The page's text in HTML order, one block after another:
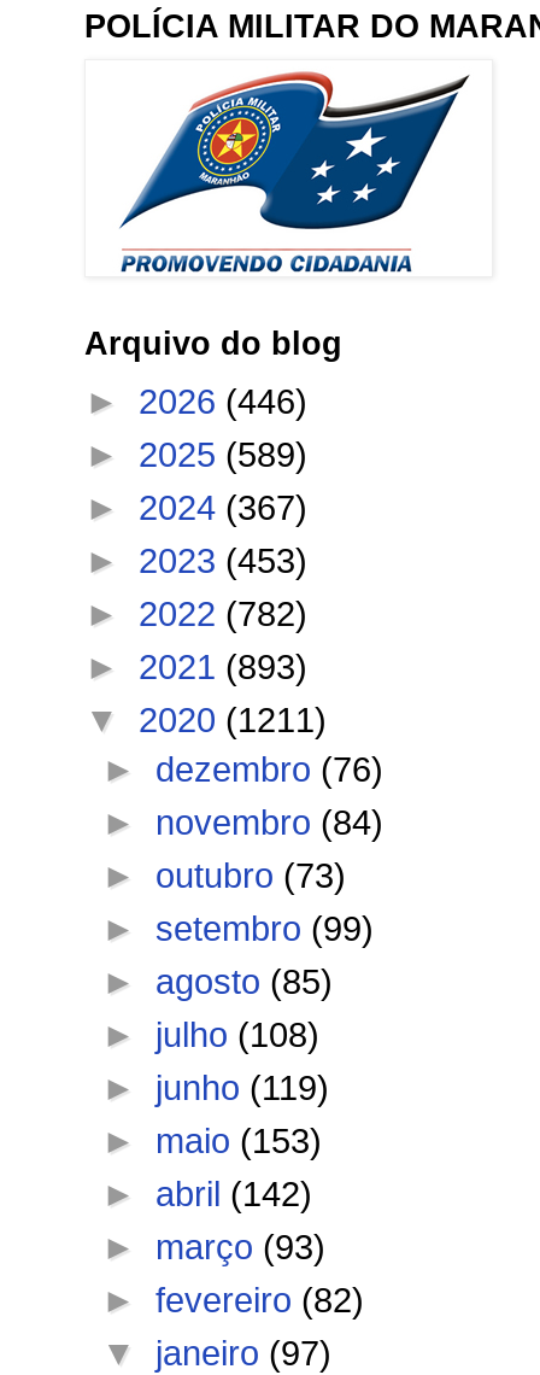
POLÍCIA MILITAR DO
Arquivo do blog
► 2026 (446)
► 2025 (589)
► 2024 (367)
► 2023 (453)
► 2022 (782)
► 2021 (893)
▼ 2020 (1211)
► dezembro (76)
► novembro (84)
► outubro (73)
► setembro (99)
► agosto (85)
► julho (108)
► junho (119)
► maio (153)
► abril (142)
► março (93)
►fevereiro (82)
▼ janeiro (97)